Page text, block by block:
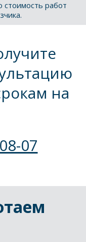
стоимость работ
на
07